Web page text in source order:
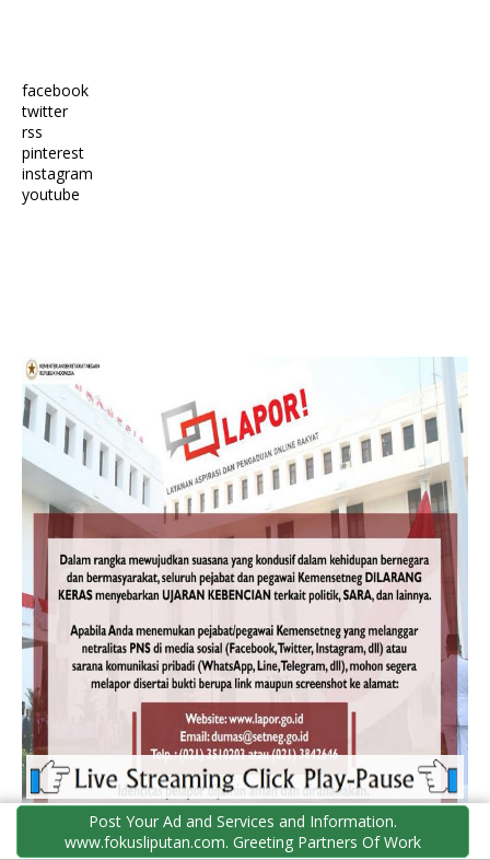
facebook
twitter
rss
pinterest
instagram
youtube
Post Your Ad and Services and Information.
www.fokusliputan.com. Greeting Partners Of Work